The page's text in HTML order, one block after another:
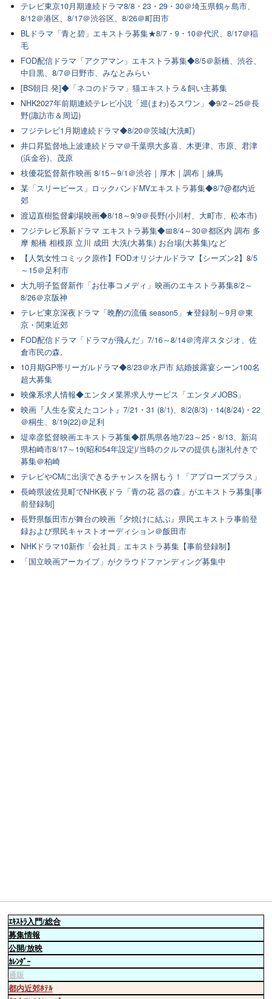
テレビ東京10月期連続ドラマ8/8・23・29・30＠埼玉県鶴ヶ島市、
8/12＠港区、8/17＠渋谷区、8/26＠町田市
BLドラマ「青と碧」エキストラ募集★8/7・9・10＠代沢、8/17＠稲
毛
FOD配信ドラマ「アクアマン」エキストラ募集◆8/5＠新橋、渋谷、
中目黒、8/7＠日野市、みなとみらい
[BS朝日 発]◆「ネコのドラマ」猫エキストラ＆飼い主募集
NHK2027年前期連続テレビ小説「巡(まわ)るスワン」◆9/2～25＠長
野(諏訪市＆周辺)
フジテレビ1月期連続ドラマ◆8/20＠茨城(大洗町)
井口昇監督地上波連続ドラマ＠千葉県大多喜、木更津、市原、君津
(浜金谷)、茂原
枝優花監督新作映画 8/15～9/1＠渋谷｜厚木｜調布｜練馬
某「スリーピース」ロックバンドMVエキストラ募集◆8/7@都内近
郊
渡辺直樹監督劇場映画◆8/18～9/9＠長野(小川村、大町市、松本市)
フジテレビ系新ドラマ エキストラ募集◆📅8/4～30＠都区内 調布 多
摩 船橋 相模原 立川 成田 大洗(大募集) お台場(大募集)など
【人気女性コミック原作】FODオリジナルドラマ【シーズン2】8/5
～15＠足利市
大九明子監督新作「お仕事コメディ」映画のエキストラ募集8/2～
8/26＠京阪神
テレビ東京深夜ドラマ「晩酌の流儀 season5」★登録制～9月＠東
京・関東近郊
FOD配信ドラマ「ドラマが飛んだ」7/16～8/14＠湾岸スタジオ、佐
倉市民の森,
10月期GP帯リーガルドラマ◆8/23＠水戸市 結婚披露宴シーン100名
超大募集
映像系求人情報◆エンタメ業界求人サービス「エンタメJOBS」
映画『人生を変えたコント』7/21・31 (8/1)、8/2(8/3)・14(8/24)・22
＠桐生、8/19(22)＠足利
堤幸彦監督映画エキストラ募集◆群馬県各地7/23～25・8/13、新潟
県柏崎市8/17～19(昭和54年設定)/当時のクルマの提供も謝礼付きで
募集＠柏崎
テレビやCMに出演できるチャンスを掴もう！「アプローズプラス」
長崎県波佐見町でNHK夜ドラ「青の花 器の森」がエキストラ募集[事
前登録制]
長野県飯田市が舞台の映画『夕焼けに結ぶ』県民エキストラ事前登
録および県民キャストオーディション＠飯田市
NHKドラマ10新作「会社員」エキストラ募集【事前登録制】
「国立映画アーカイブ」がクラウドファンディング募集中
ｴｷｽﾄﾗ入門/総合
募集情報
公開/放映
ｶﾚﾝﾀﾞｰ
通販
都内近郊ﾎﾃﾙ